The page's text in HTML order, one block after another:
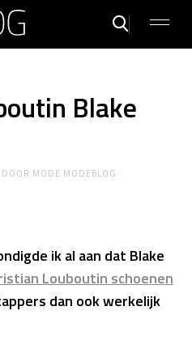
Blake
DOOR MODE MODEBLOG
ik al aan dat Blake
Louboutin schoenen
dan ook werkelijk